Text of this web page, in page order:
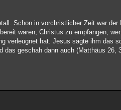
Schon in vorchristlicher Zeit war der
waren, Christus zu empfangen,
verleugnet hat. Jesus sagte ihm das
geschah dann auch (Matthäus 26,